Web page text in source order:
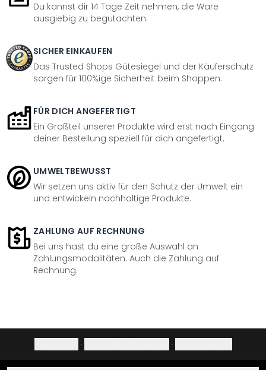
Du kannst dir 14 Tage Zeit nehmen, die Ware
ausgiebig zu begutachten.
SICHER EINKAUFEN
Das Trusted Shops Gütesiegel und der Käuferschutz
sorgen für 100%ige Sicherheit beim Shoppen.
FÜR DICH ANGEFERTIGT
Ein Großteil unserer Produkte wird erst nach Eingang
deiner Bestellung speziell für dich angefertigt.
UMWELTBEWUSST
Wir setzen uns aktiv für den Schutz der Umwelt ein
und entwickeln nachhaltige Produkte.
ZAHLUNG AUF RECHNUNG
Bei uns hast du eine große Auswahl an
Zahlungsmodalitäten. Auch die Zahlung auf
Rechnung.
· ·